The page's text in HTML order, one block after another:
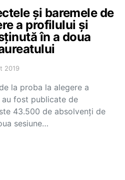
și baremele de
a profilului și
în a doua
2019
la proba la alegere a
fost publicate de
43.500 de absolvenți de
sesiune…